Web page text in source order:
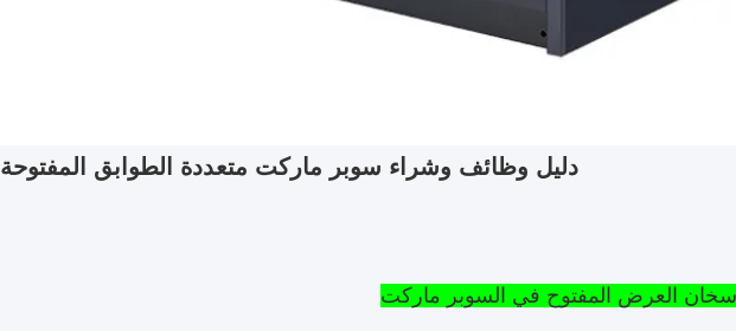
دليل وظائف وشراء سوبر ماركت متعددة الطوابق المفتوحة